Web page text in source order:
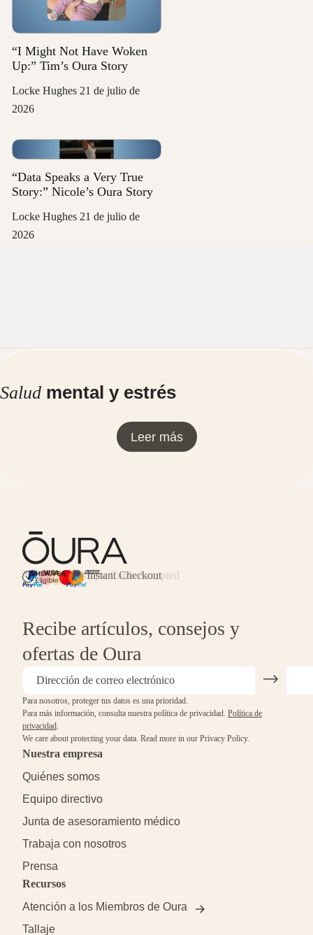
“I Might Not Have Woken
Up:” Tim’s Oura Story
Locke Hughes 21 de julio de
2026
“Data Speaks a Very True
Story:” Nicole’s Oura Story
Locke Hughes 21 de julio de
2026
Salud mental y estrés
Leer más
HSA/FSA Eligible
AffirmInstant Checkout
Major Cards Accepted
Recibe artículos, consejos y
ofertas de Oura
Para nosotros, proteger tus datos es una prioridad.
Para más información, consulta nuestra política de privacidad. Política de
privacidad.
We care about protecting your data. Read more in our Privacy Policy.
Nuestra empresa
Quiénes somos
Equipo directivo
Junta de asesoramiento médico
Trabaja con nosotros
Prensa
Recursos
Atención a los Miembros de Oura
Tallaje